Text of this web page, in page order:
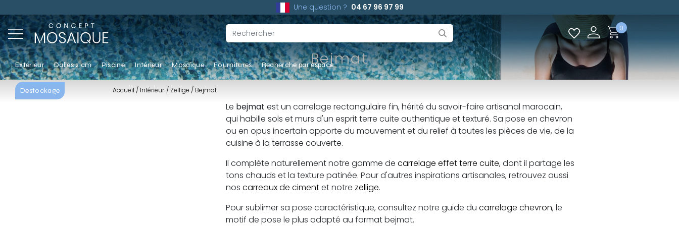
Une question ? 04 67 96 97 99
Extérieur Dalles 2 cm Piscine Intérieur Mosaïque Fournitures Recherche par espace
Destockage
0
Bejmat
Accueil Intérieur Zellige Bejmat
Le bejmat est un carrelage rectangulaire fin, hérité du savoir-faire artisanal marocain,
qui habille sols et murs d'un esprit terre cuite authentique et texturé. Sa pose en chevron
ou en opus incertain apporte du mouvement et du relief à toutes les pièces de vie, de la
cuisine à la terrasse couverte.
Il complète naturellement notre gamme de carrelage effet terre cuite, dont il partage les
tons chauds et la texture patinée. Pour d'autres inspirations artisanales, retrouvez aussi
nos carreaux de cimentet notre zellige.
Pour sublimer sa pose caractéristique, consultez notre guide du carrelage chevron, le
motif de pose le plus adapté au format bejmat.